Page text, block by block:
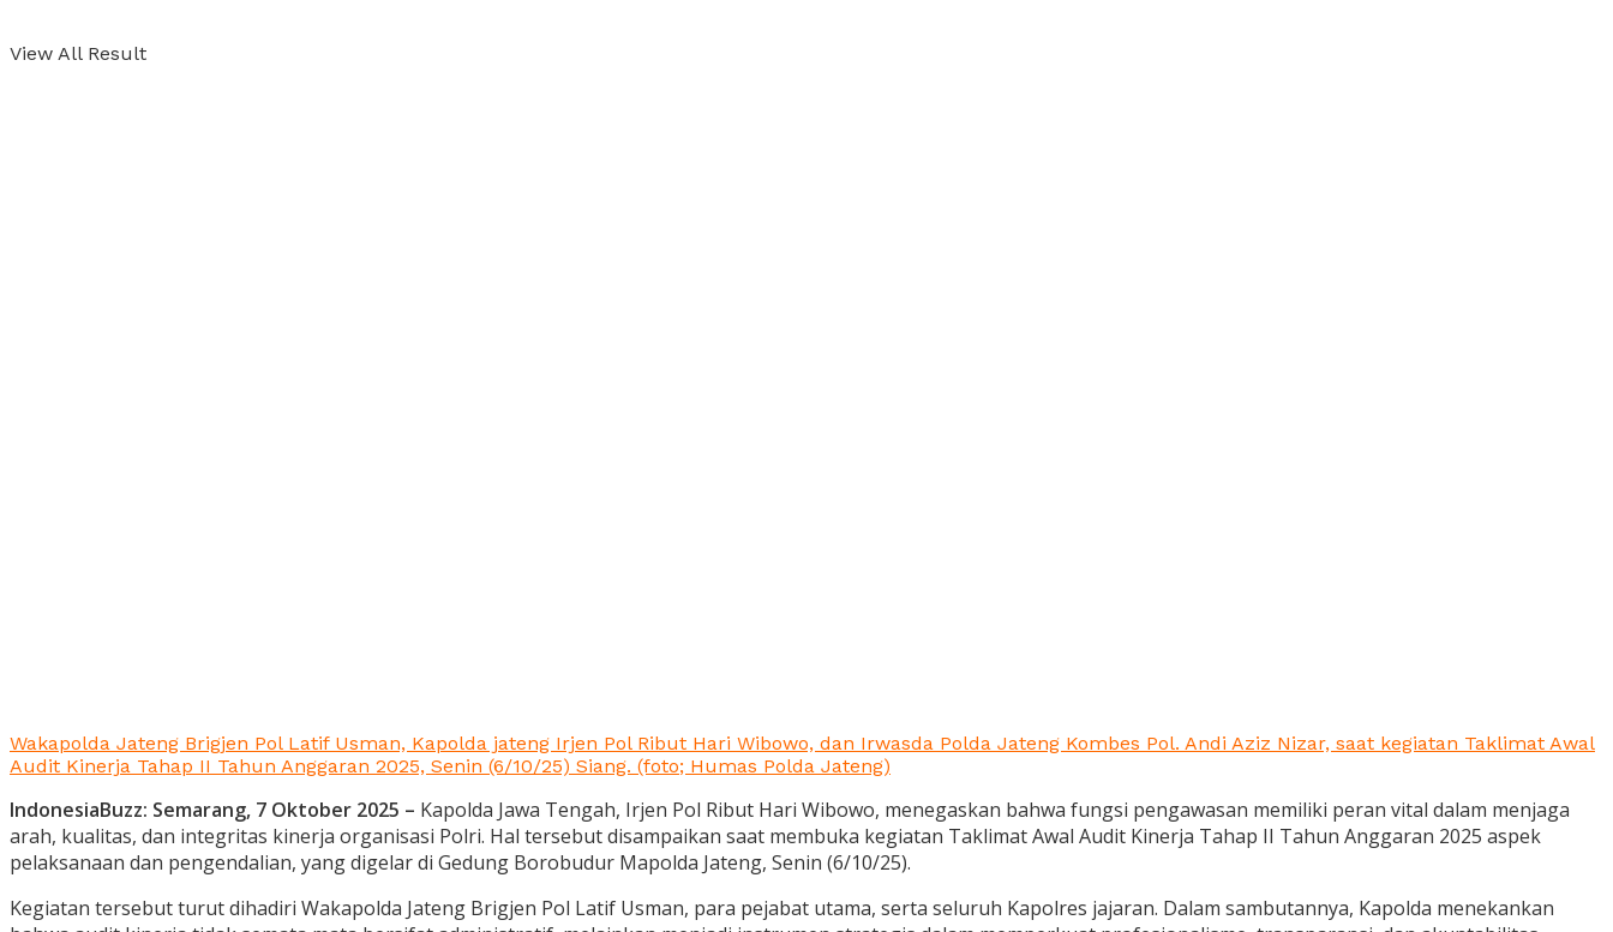
View All Result
Wakapolda Jateng Brigjen Pol Latif Usman, Kapolda jateng Irjen Pol Ribut Hari Wibowo, dan Irwasda Polda Jateng Kombes Pol. Andi Aziz Nizar, saat kegiatan Taklimat Awal
Audit Kinerja Tahap II Tahun Anggaran 2025, Senin (6/10/25) Siang. (foto; Humas Polda Jateng)
IndonesiaBuzz: Semarang, 7 Oktober 2025 – Kapolda Jawa Tengah, Irjen Pol Ribut Hari Wibowo, menegaskan bahwa fungsi pengawasan memiliki peran vital dalam menjaga
arah, kualitas, dan integritas kinerja organisasi Polri. Hal tersebut disampaikan saat membuka kegiatan Taklimat Awal Audit Kinerja Tahap II Tahun Anggaran 2025 aspek
pelaksanaan dan pengendalian, yang digelar di Gedung Borobudur Mapolda Jateng, Senin (6/10/25).
Kegiatan tersebut turut dihadiri Wakapolda Jateng Brigjen Pol Latif Usman, para pejabat utama, serta seluruh Kapolres jajaran. Dalam sambutannya, Kapolda menekankan